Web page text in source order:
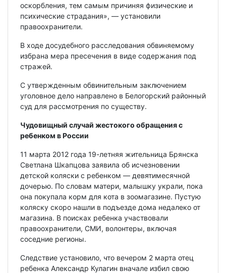
оскорбления, тем самым причиняя физические и
психические страдания», — установили
правоохранители.
В ходе досудебного расследования обвиняемому
избрана мера пресечения в виде содержания под
стражей.
С утвержденным обвинительным заключением
уголовное дело направлено в Белогорский районный
суд для рассмотрения по существу.
Чудовищный случай жестокого обращения с
ребенком в России
11 марта 2012 года 19-летняя жительница Брянска
Светлана Шкапцова заявила об исчезновении
детской коляски с ребенком — девятимесячной
дочерью. По словам матери, малышку украли, пока
она покупала корм для кота в зоомагазине. Пустую
коляску скоро нашли в подъезде дома недалеко от
магазина. В поисках ребенка участвовали
правоохранители, СМИ, волонтеры, включая
соседние регионы.
Следствие установило, что вечером 2 марта отец
ребенка Александр Кулагин вначале избил свою